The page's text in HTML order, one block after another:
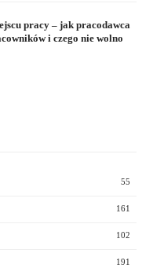
pracy – jak pracodawca
i czego nie wolno
55
161
102
191